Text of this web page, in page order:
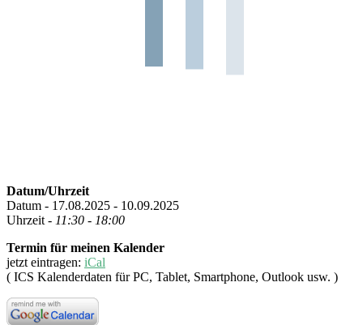
Datum/Uhrzeit
Datum - 17.08.2025 - 10.09.2025
Uhrzeit - 11:30 - 18:00
Termin für meinen Kalender
jetzt eintragen: iCal
( ICS Kalenderdaten für PC, Tablet, Smartphone, Outlook usw. )